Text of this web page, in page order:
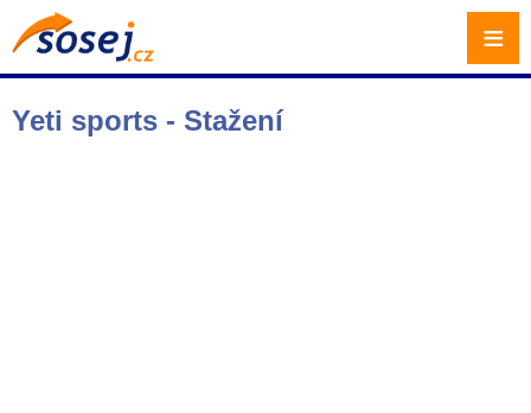
Yeti sports - Stažení
≡